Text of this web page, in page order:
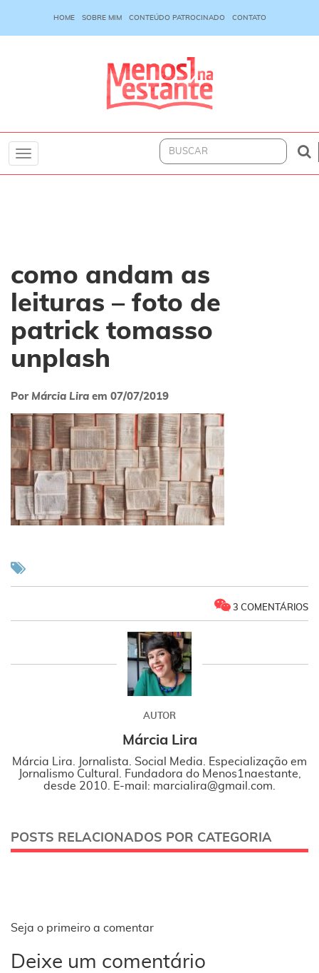
HOME SOBRE MIM CONTEÚDO PATROCINADO CONTATO
Toggle
como andam as
leituras – foto de
patrick tomasso
unplash
Por Márcia Lira em 07/07/2019
3 COMENTÁRIOS
AUTOR
Márcia Lira
Márcia Lira. Jornalista. Social Media. Especialização em
Jornalismo Cultural. Fundadora do Menos1naestante,
desde 2010. E-mail: marcialira@gmail.com.
POSTS RELACIONADOS POR CATEGORIA
Seja o primeiro a comentar
Deixe um comentário